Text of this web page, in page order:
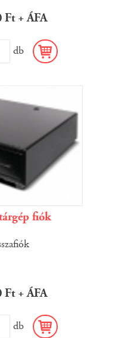
Ft + ÁFA
db
fiók
Ft + ÁFA
db